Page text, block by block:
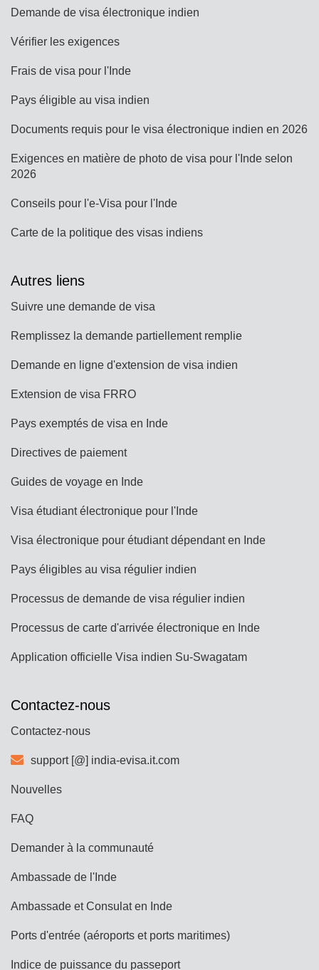
Demande de visa électronique indien
Vérifier les exigences
Frais de visa pour l'Inde
Pays éligible au visa indien
Documents requis pour le visa électronique indien en 2026
Exigences en matière de photo de visa pour l'Inde selon
2026
Conseils pour l'e-Visa pour l'Inde
Carte de la politique des visas indiens
Autres liens
Suivre une demande de visa
Remplissez la demande partiellement remplie
Demande en ligne d'extension de visa indien
Extension de visa FRRO
Pays exemptés de visa en Inde
Directives de paiement
Guides de voyage en Inde
Visa étudiant électronique pour l'Inde
Visa électronique pour étudiant dépendant en Inde
Pays éligibles au visa régulier indien
Processus de demande de visa régulier indien
Processus de carte d'arrivée électronique en Inde
Application officielle Visa indien Su-Swagatam
Contactez-nous
Contactez-nous
support [@] india-evisa.it.com
Nouvelles
FAQ
Demander à la communauté
Ambassade de l'Inde
Ambassade et Consulat en Inde
Ports d'entrée (aéroports et ports maritimes)
Indice de puissance du passeport